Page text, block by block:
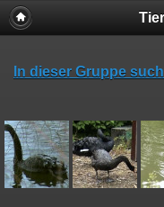
In dieser Gruppe